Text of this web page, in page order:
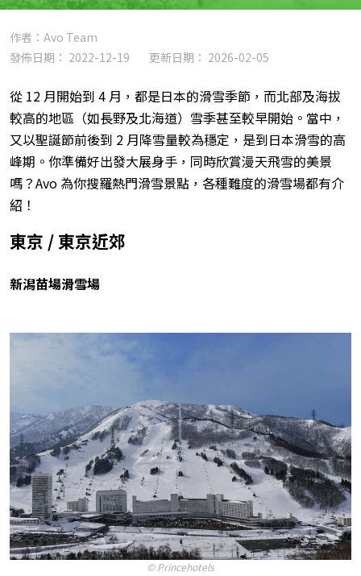
作者：Avo Team
發佈日期： 2022-12-19
更新日期： 2026-02-05
從 12 月開始到 4 月，都是日本的滑雪季節，而北部及海拔
較高的地區（如長野及北海道）雪季甚至較早開始。當中，
又以聖誕節前後到 2 月降雪量較為穩定，是到日本滑雪的高
峰期。你準備好出發大展身手，同時欣賞漫天飛雪的美景
嗎？Avo 為你搜羅熱門滑雪景點，各種難度的滑雪場都有介
紹！
東京 / 東京近郊
新潟苗場滑雪場
© Princehotels